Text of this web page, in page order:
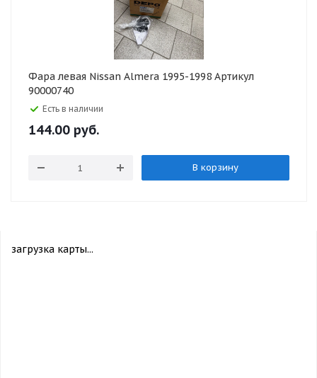
Фара левая Nissan Almera 1995-1998 Артикул
90000740
Есть в наличии
144.00 руб.
В корзину
загрузка карты...